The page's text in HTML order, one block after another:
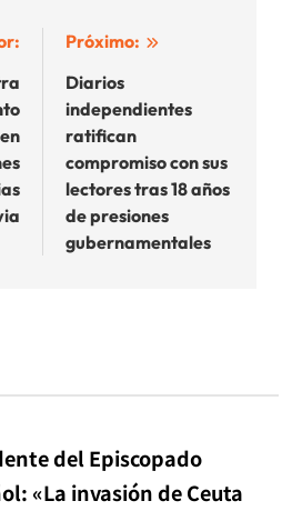
Próximo:
Diarios
independientes
ratifican
compromiso con sus
lectores tras 18 años
de presiones
gubernamentales
del Episcopado
«La invasión de Ceuta